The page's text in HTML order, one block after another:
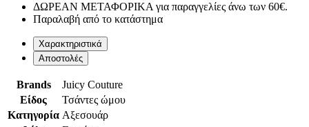
ΔΩΡΕΑΝ ΜΕΤΑΦΟΡΙΚΑ για παραγγελίες άνω των 60€.
Παραλαβή από το κατάστημα
Χαρακτηριστικά
Αποστολές
Brands
Juicy Couture
Είδος
Τσάντες ώμου
Κατηγορία Αξεσουάρ